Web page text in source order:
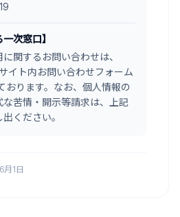
次窓口】
関するお問い合わせは、
イト内お問い合わせフォーム
おります。なお、個人情報の
苦情・開示等請求は、上記
ください。
1日